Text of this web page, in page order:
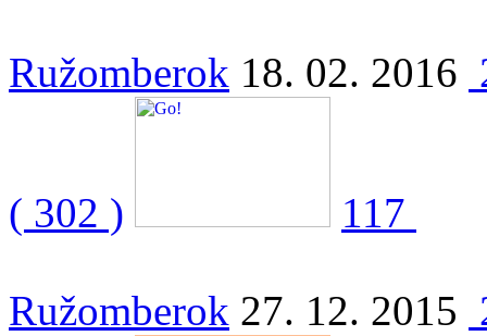
Ružomberok 18. 02. 2016
( 302 ) 117
Ružomberok 27. 12. 2015